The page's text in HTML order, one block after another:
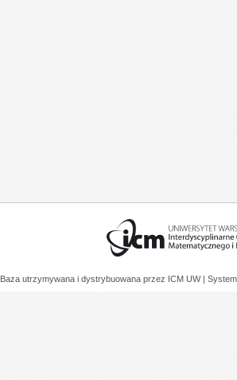
Baza utrzymywana i dystrybuowana przez ICM UW |